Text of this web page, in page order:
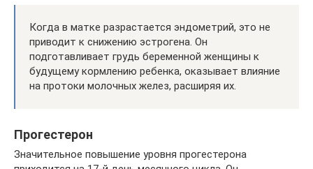
Когда в матке разрастается эндометрий, это не
приводит к снижению эстрогена. Он
подготавливает грудь беременной женщины к
будущему кормлению ребенка, оказывает влияние
на протоки молочных желез, расширяя их.
Прогестерон
Значительное повышение уровня прогестерона